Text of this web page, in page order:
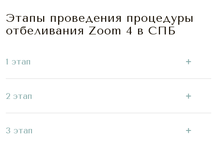
Этапы проведения процедуры
отбеливания Zoom 4 в СПБ
1 этап
2 этап
3 этап